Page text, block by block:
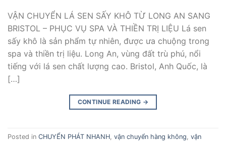
VẬN CHUYỂN LÁ SEN SẤY KHÔ TỪ LONG AN SANG
BRISTOL – PHỤC VỤ SPA VÀ THIỀN TRỊ LIỆU Lá sen
sấy khô là sản phẩm tự nhiên, được ưa chuộng trong
spa và thiền trị liệu. Long An, vùng đất trù phú, nổi
tiếng với lá sen chất lượng cao. Bristol, Anh Quốc, là
[…]
CONTINUE READING →
Posted in CHUYỂN PHÁT NHANH vận chuyển hàng không vận